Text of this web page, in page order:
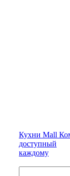
Кухни Mall
доступный
каждому